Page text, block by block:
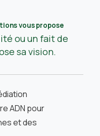
vous propose
ou un fait de
sa vision.
ADN pour
et des